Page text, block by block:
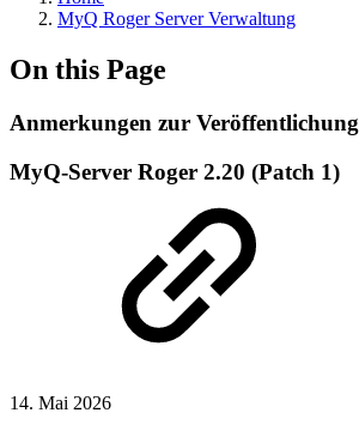
MyQ Roger Server Verwaltung
On this Page
Anmerkungen zur Veröffentlichung
MyQ-Server Roger 2.20 (Patch 1)
14. Mai 2026